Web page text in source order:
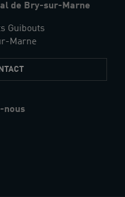
de Bry-sur-Marne
Guibouts
Marne
nous